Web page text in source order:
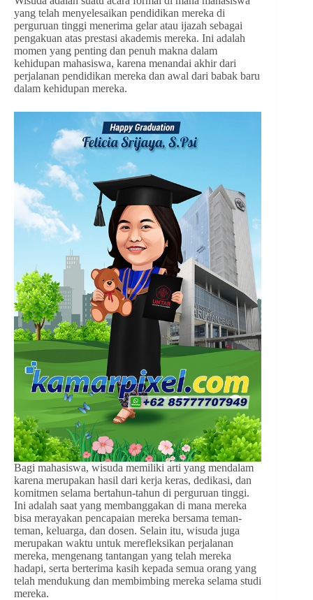
yang telah menyelesaikan pendidikan mereka di
perguruan tinggi menerima gelar atau ijazah sebagai
pengakuan atas prestasi akademis mereka. Ini adalah
momen yang penting dan penuh makna dalam
kehidupan mahasiswa, karena menandai akhir dari
perjalanan pendidikan mereka dan awal dari babak baru
dalam kehidupan mereka.
Bagi mahasiswa, wisuda memiliki arti yang mendalam
karena merupakan hasil dari kerja keras, dedikasi, dan
komitmen selama bertahun-tahun di perguruan tinggi.
Ini adalah saat yang membanggakan di mana mereka
bisa merayakan pencapaian mereka bersama teman-
teman, keluarga, dan dosen. Selain itu, wisuda juga
merupakan waktu untuk merefleksikan perjalanan
mereka, mengenang tantangan yang telah mereka
hadapi, serta berterima kasih kepada semua orang yang
telah mendukung dan membimbing mereka selama studi
mereka.